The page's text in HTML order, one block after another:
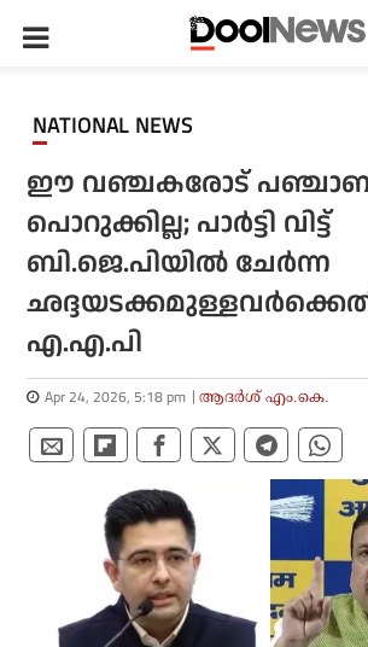
NATIONAL NEWS
ഈ വഞ്ചകരോട്
പൊറുക്കില്ല; പാര്‍ട്ടി വിട്ട്
ബി.ജെ.പിയില്‍ ചേര്‍ന്ന
എ.എ.പി
Apr 24, 2026, 5:18 pm ആദർശ് എം.കെ.